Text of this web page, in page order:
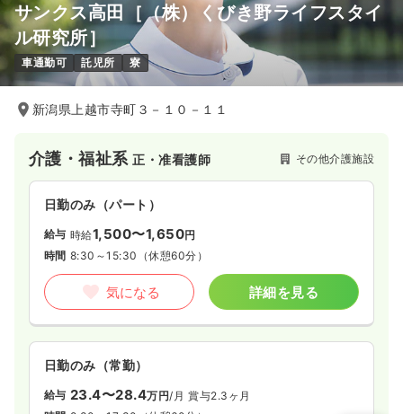
サンクス高田［（株）くびき野ライフスタイ
ル研究所］
車通勤可 託児所 寮
新潟県上越市寺町３－１０－１１
介護・福祉系正・准看護師 その他介護施設
日勤のみ（パート）
給与 時給1,500〜1,650円
時間 8:30～15:30 （休憩60分）
気になる 詳細を見る
日勤のみ（常勤）
給与 23.4〜28.4万円/月 賞与2.3ヶ月